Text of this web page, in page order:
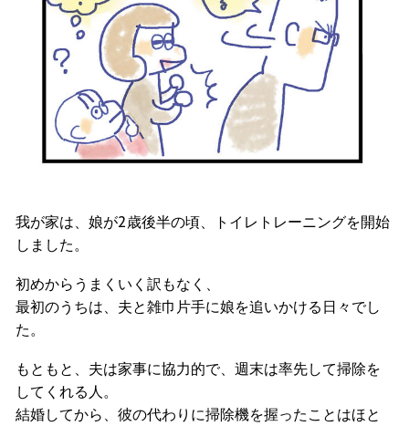
我が家は、娘が2歳後半の頃、トイレトレーニングを開始
しました。
初めからうまくいく訳もなく、
最初のうちは、夫と雑巾片手に娘を追いかける日々でし
た。
もともと、夫は家事に協力的で、週末は率先して掃除を
してくれる人。
結婚してから、彼の代わりに掃除機を握ったことはほと